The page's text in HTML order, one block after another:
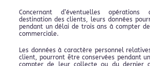
Concernant d’éventuelles
destination des clients, leurs données
pendant un délai de trois ans à compter
commerciale.
Les données à caractère personnel
client, pourront être conservées pendant
compter de leur collecte ou du dernier